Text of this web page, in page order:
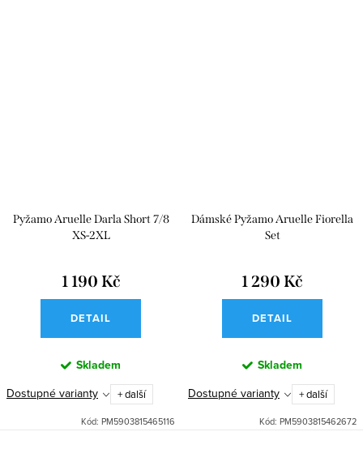
Pyžamo Aruelle Darla Short 7/8
XS-2XL
1 190 Kč
DETAIL
Skladem
Dostupné varianty + další
Kód: PM5903815465116
Dámské Pyžamo Aruelle Fiorella
Set
1 290 Kč
DETAIL
Skladem
Dostupné varianty + další
Kód: PM5903815462672